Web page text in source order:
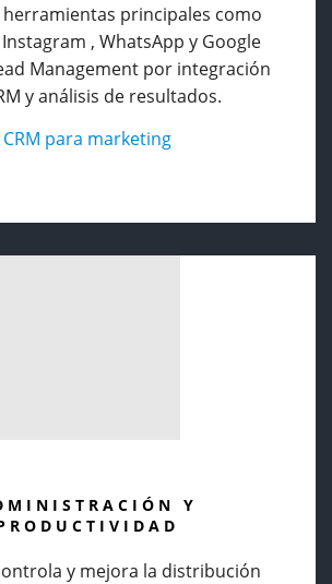
principales como
, WhatsApp y Google
Management por integración
y análisis de resultados.
CRM para marketing
Y
y mejora la distribución